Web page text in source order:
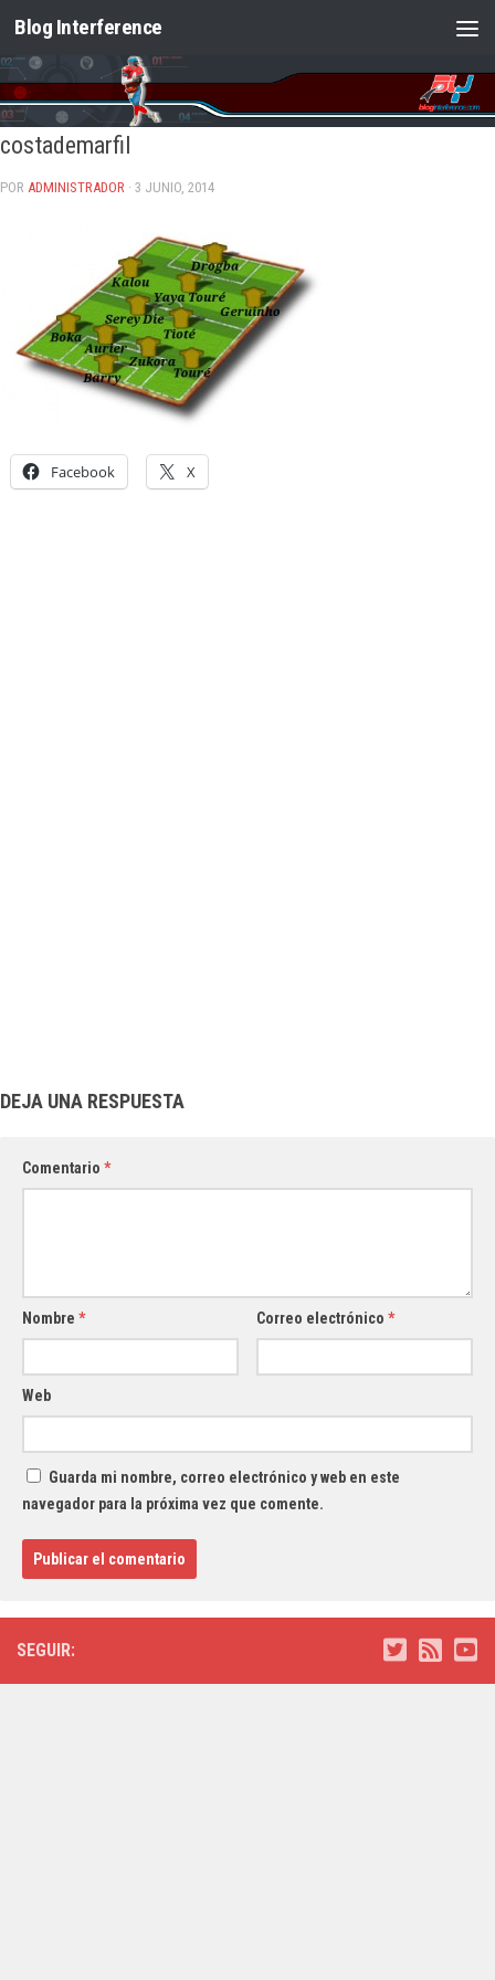
Saltar al contenido
Blog Interference
costademarfil
POR ADMINISTRADOR · 3 JUNIO, 2014
Facebook X
DEJA UNA RESPUESTA
Comentario *
Nombre * Correo electrónico*
Web
Guarda mi nombre, correo electrónico y web en este
navegador para la próxima vez que comente.
SEGUIR: